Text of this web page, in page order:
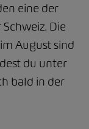
eine der
Die
August sind
du unter
bald in der